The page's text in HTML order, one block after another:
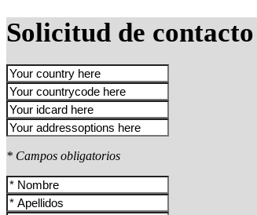
Solicitud de contacto
* Campos obligatorios